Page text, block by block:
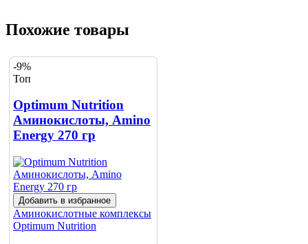
Похожие товары
-9%
Топ
Optimum Nutrition
Аминокислоты, Amino
Energy 270 гр
Добавить в избранное
Аминокислотные комплексы
Optimum Nutrition